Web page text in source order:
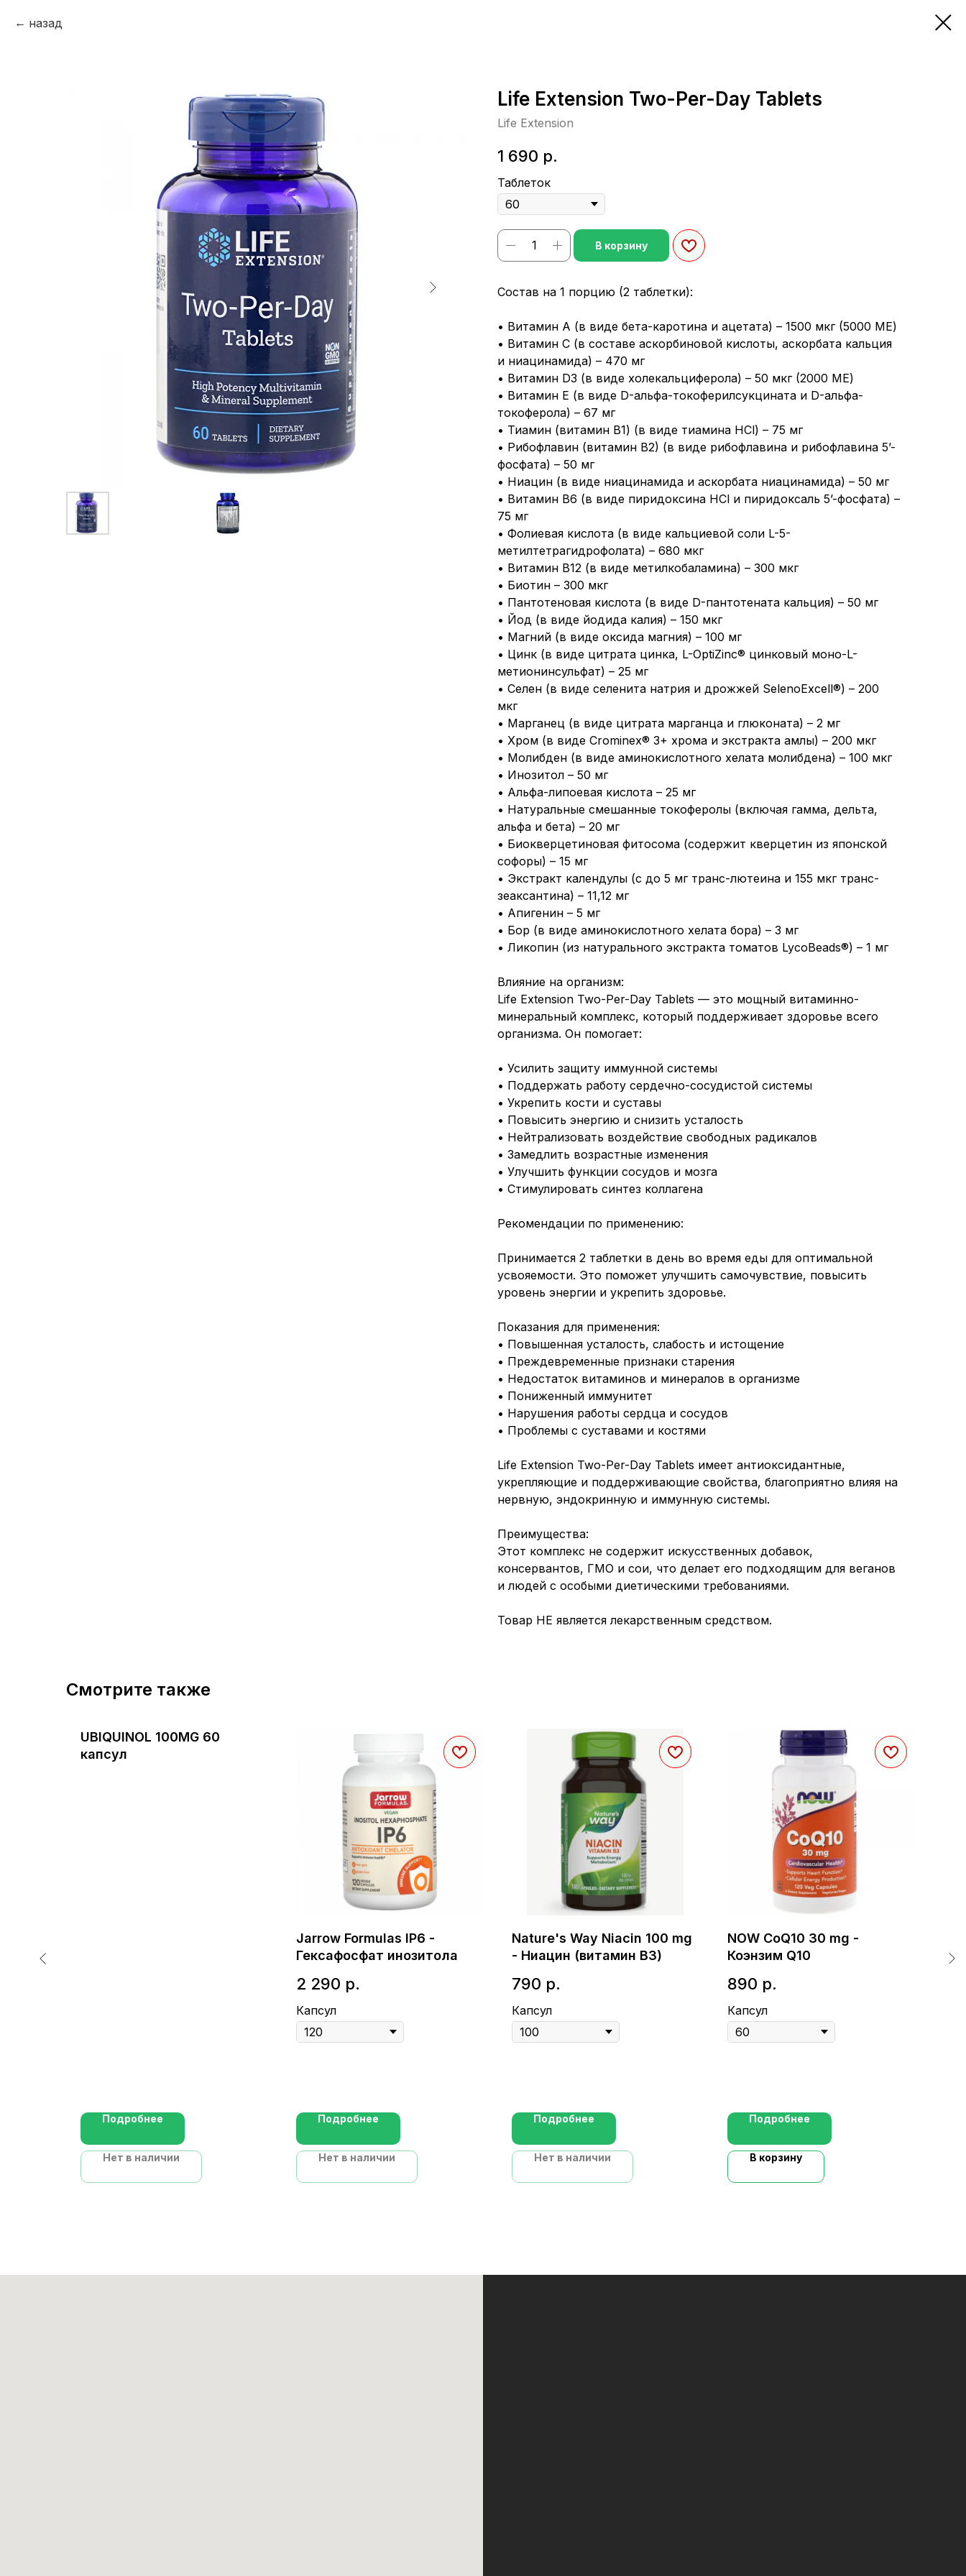
назад
Life Extension Two-Per-Day Tablets
Life Extension
1 690 р.
Таблеток
В корзину
Состав на 1 порцию (2 таблетки):
• Витамин А (в виде бета-каротина и ацетата) – 1500 мкг (5000 МЕ)
• Витамин С (в составе аскорбиновой кислоты, аскорбата кальция
и ниацинамида) – 470 мг
• Витамин D3 (в виде холекальциферола) – 50 мкг (2000 МЕ)
• Витамин Е (в виде D-альфа-токоферилсукцината и D-альфа-
токоферола) – 67 мг
• Тиамин (витамин B1) (в виде тиамина HCl) – 75 мг
• Рибофлавин (витамин В2) (в виде рибофлавина и рибофлавина 5’-
фосфата) – 50 мг
• Ниацин (в виде ниацинамида и аскорбата ниацинамида) – 50 мг
• Витамин В6 (в виде пиридоксина HCl и пиридоксаль 5’-фосфата) –
75 мг
• Фолиевая кислота (в виде кальциевой соли L-5-
метилтетрагидрофолата) – 680 мкг
• Витамин В12 (в виде метилкобаламина) – 300 мкг
• Биотин – 300 мкг
• Пантотеновая кислота (в виде D-пантотената кальция) – 50 мг
• Йод (в виде йодида калия) – 150 мкг
• Магний (в виде оксида магния) – 100 мг
• Цинк (в виде цитрата цинка, L-OptiZinc® цинковый моно-L-
метионинсульфат) – 25 мг
• Селен (в виде селенита натрия и дрожжей SelenoExcell®) – 200
мкг
• Марганец (в виде цитрата марганца и глюконата) – 2 мг
• Хром (в виде Crominex® 3+ хрома и экстракта амлы) – 200 мкг
• Молибден (в виде аминокислотного хелата молибдена) – 100 мкг
• Инозитол – 50 мг
• Альфа-липоевая кислота – 25 мг
• Натуральные смешанные токоферолы (включая гамма, дельта,
альфа и бета) – 20 мг
• Биокверцетиновая фитосома (содержит кверцетин из японской
софоры) – 15 мг
• Экстракт календулы (с до 5 мг транс-лютеина и 155 мкг транс-
зеаксантина) – 11,12 мг
• Апигенин – 5 мг
• Бор (в виде аминокислотного хелата бора) – 3 мг
• Ликопин (из натурального экстракта томатов LycoBeads®) – 1 мг
Влияние на организм:
Life Extension Two-Per-Day Tablets — это мощный витаминно-
минеральный комплекс, который поддерживает здоровье всего
организма. Он помогает:
• Усилить защиту иммунной системы
• Поддержать работу сердечно-сосудистой системы
• Укрепить кости и суставы
• Повысить энергию и снизить усталость
• Нейтрализовать воздействие свободных радикалов
• Замедлить возрастные изменения
• Улучшить функции сосудов и мозга
• Стимулировать синтез коллагена
Рекомендации по применению:
Принимается 2 таблетки в день во время еды для оптимальной
усвояемости. Это поможет улучшить самочувствие, повысить
уровень энергии и укрепить здоровье.
Показания для применения:
• Повышенная усталость, слабость и истощение
• Преждевременные признаки старения
• Недостаток витаминов и минералов в организме
• Пониженный иммунитет
• Нарушения работы сердца и сосудов
• Проблемы с суставами и костями
Life Extension Two-Per-Day Tablets имеет антиоксидантные,
укрепляющие и поддерживающие свойства, благоприятно влияя на
нервную, эндокринную и иммунную системы.
Преимущества:
Этот комплекс не содержит искусственных добавок,
консервантов, ГМО и сои, что делает его подходящим для веганов
и людей с особыми диетическими требованиями.
Товар НЕ является лекарственным средством.
Смотрите также
UBIQUINOL 100MG 60
капсул
Подробнее
Нет в наличии
Jarrow Formulas IP6 -
Гексафосфат инозитола
2 290 р.
Капсул
Подробнее
Нет в наличии
Nature's Way Niacin 100 mg
- Ниацин (витамин B3)
790 р.
Капсул
Подробнее
Нет в наличии
NOW CoQ10 30 mg -
Коэнзим Q10
890 р.
Капсул
Подробнее
В корзину